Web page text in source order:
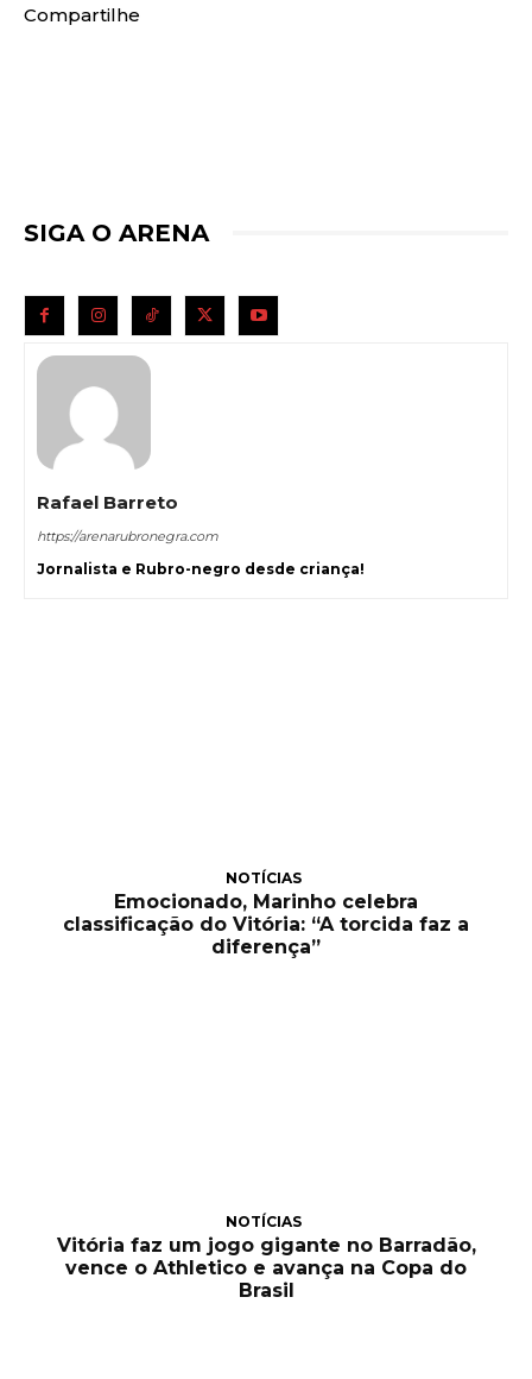
Compartilhe
SIGA O ARENA
Rafael Barreto
https://arenarubronegra.com
Jornalista e Rubro-negro desde criança!
NOTÍCIAS
Emocionado, Marinho celebra
classificação do Vitória: “A torcida faz a
diferença”
NOTÍCIAS
Vitória faz um jogo gigante no Barradão,
vence o Athletico e avança na Copa do
Brasil